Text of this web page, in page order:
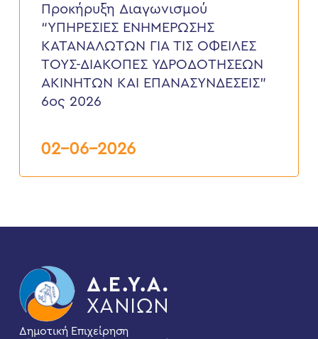
ΕΝΗΜΕΡΩΣΗΣ
ΚΑΤΑΝΑΛΩΤΩΝ
ΟΦΕΙΛΕΣ
ΤΟΥΣ-
ΔΙΑΚΟΠΕΣ
ΑΚΙΝΗΤΩΝ
2026
Προκήρυξη Διαγωνισμού
“ΥΠΗΡΕΣΙΕΣ ΕΝΗΜΕΡΩΣΗΣ
ΚΑΤΑΝΑΛΩΤΩΝ ΓΙΑ ΤΙΣ ΟΦΕΙΛΕΣ
ΤΟΥΣ-ΔΙΑΚΟΠΕΣ ΥΔΡΟΔΟΤΗΣΕΩΝ
ΑΚΙΝΗΤΩΝ ΚΑΙ ΕΠΑΝΑΣΥΝΔΕΣΕΙΣ”
6ος 2026
02-06-2026
Δημοτική Επιχείρηση